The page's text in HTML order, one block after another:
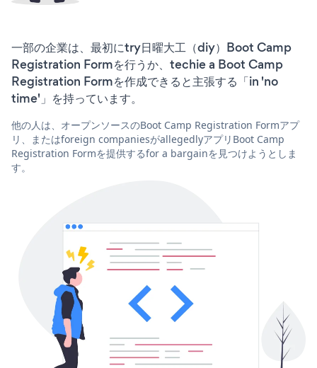
一部の企業は、最初にtry日曜大工（diy）Boot Camp
Registration Formを行うか、techie a Boot Camp
Registration Formを作成できると主張する「in 'no
time'」を持っています。
他の人は、オープンソースのBoot Camp Registration Formアプ
リ、またはforeign companiesがallegedlyアプリBoot Camp
Registration Formを提供するfor a bargainを見つけようとしま
す。